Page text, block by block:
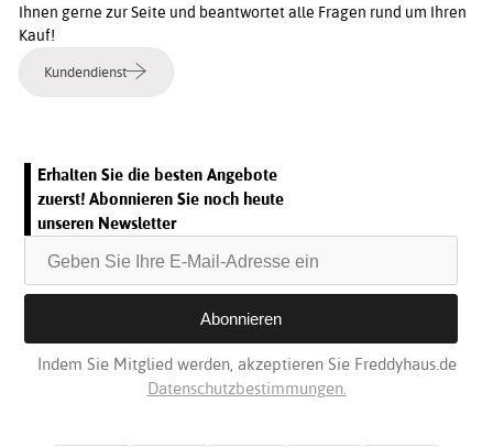
Ihnen gerne zur Seite und beantwortet alle Fragen rund um Ihren
Kauf!
Kundendienst
Erhalten Sie die besten Angebote
zuerst! Abonnieren Sie noch heute
unseren Newsletter
Indem Sie Mitglied werden, akzeptieren Sie Freddyhaus.de
Datenschutzbestimmungen.